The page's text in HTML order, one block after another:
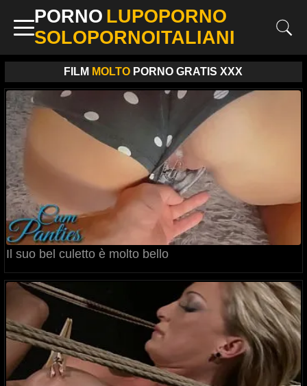
PORNO LUPOPORNO
SOLOPORNOITALIANI
FILM MOLTO PORNO GRATIS XXX
Il suo bel culetto è molto bello